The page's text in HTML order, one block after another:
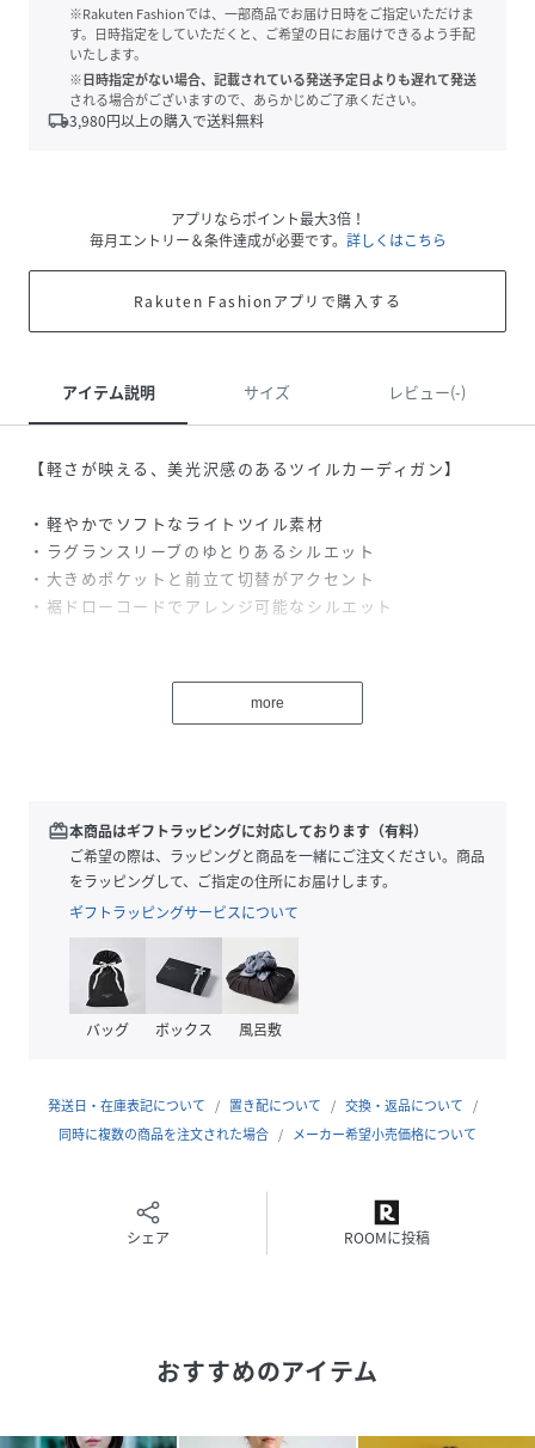
※Rakuten Fashionでは、一部商品でお届け日時をご指定いただけま
す。日時指定をしていただくと、ご希望の日にお届けできるよう手配
いたします。
※日時指定がない場合、記載されている発送予定日よりも遅れて発送
される場合がございますので、あらかじめご了承ください。
local_shipping3,980円以上の購入で送料無料
アプリならポイント最大3倍！
毎月エントリー＆条件達成が必要です。 詳しくはこちら
Rakuten Fashionアプリで購入する
アイテム説明 サイズ レビュー(-)
【軽さが映える、美光沢感のあるツイルカーディガン】
・軽やかでソフトなライトツイル素材
・ラグランスリーブのゆとりあるシルエット
・大きめポケットと前立て切替がアクセント
・裾ドローコードでアレンジ可能なシルエット
ンスリーブを組み合わせたカーディガン。
軽めのライトツイル生地を採用し、柔らかくソフトな風合い
前立ての切り替えや大きなポケットがデザインのポイントで
シンプルながらも存在感のある一枚に。
裾には、ドローコードを採用しており、軽く絞ることで丸み
のあるフォルムへと変化させることが可能。その日の気分や
合わせるアイテムにより、シルエット調整ができ、着こなし
の幅が広がります。
長めのインナーと合わせてレイヤードスタイルを楽しんだ
り、ワンピースやボリュームボトムとのコーディネートにも
と感じられる、日常に寄り添うライトアウター。
季節を問わず活躍する頼れる一枚です。
厚さ：やや薄手
伸縮性：なし
more
redeem本商品はギフトラッピングに対応しております（有料）
ご希望の際は、ラッピングと商品を一緒にご注文ください。商品
をラッピングして、ご指定の住所にお届けします。
ギフトラッピングサービスについて
バッグ ボックス 風呂敷
発送日・在庫表記について 置き配について
交換・返品について
同時に複数の商品を注文された場合
メーカー希望小売価格について
シェア ROOMに投稿
おすすめのアイテム